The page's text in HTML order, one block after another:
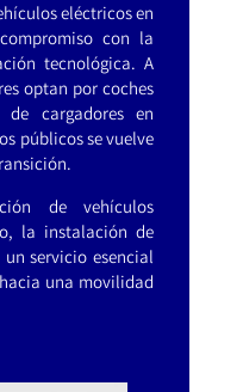
eléctricos en
con la
tecnológica. A
optan por coches
cargadores en
públicos se vuelve
de vehículos
la instalación de
servicio esencial
una movilidad